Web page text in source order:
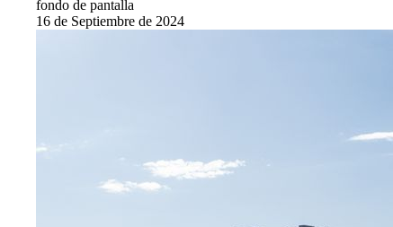
fondo de pantalla
16 de Septiembre de 2024